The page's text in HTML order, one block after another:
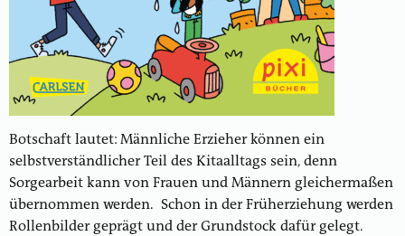
Botschaft lautet: Männliche Erzieher können ein
selbstverständlicher Teil des Kitaalltags sein, denn
Sorgearbeit kann von Frauen und Männern gleichermaßen
übernommen werden. Schon in der Früherziehung werden
Rollenbilder geprägt und der Grundstock dafür gelegt.